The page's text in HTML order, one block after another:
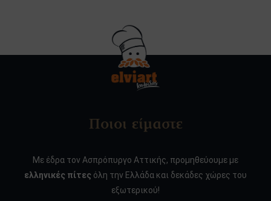
Ποιοι είμαστε
Με έδρα τον Ασπρόπυργο Αττικής, προμηθεύουμε με
ελληνικές πίτες όλη την Ελλάδα και δεκάδες χώρες του
εξωτερικού!